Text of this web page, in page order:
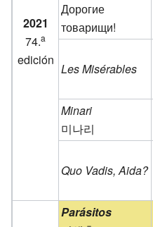
2021
74.a
edición
Дорогие
товарищи!
Les Misérables
Minari
미나리
Quo Vadis, Aida?
Parásitos